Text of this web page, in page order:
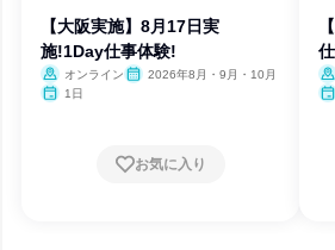
【大阪実施】8月17日実
施!1Day仕事体験!
オンライン
2026年8月・9月・10月
1日
お気に入り